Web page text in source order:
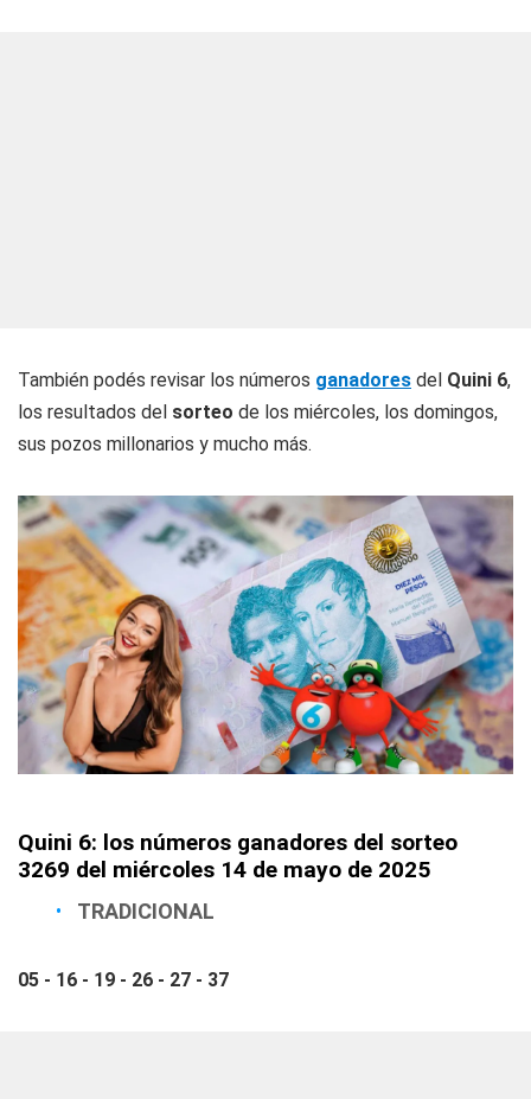
También podés revisar los números ganadores del Quini 6,
los resultados del sorteo de los miércoles, los domingos,
sus pozos millonarios y mucho más.
Quini 6: los números ganadores del sorteo
3269 del miércoles 14 de mayo de 2025
TRADICIONAL
05 - 16 - 19 - 26 - 27 - 37